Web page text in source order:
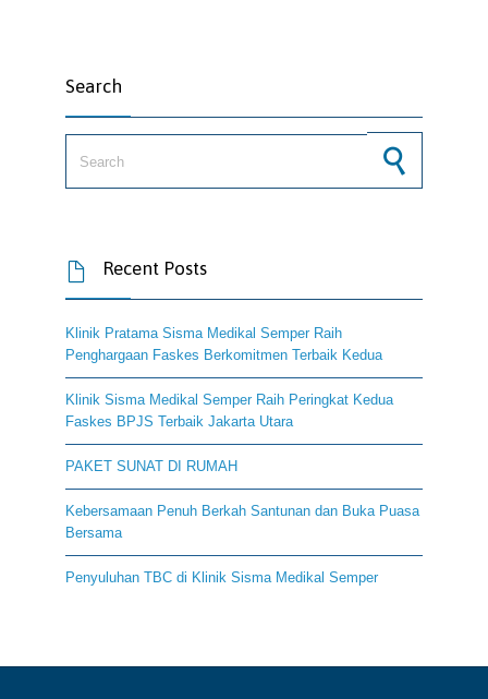
Search
 Recent Posts
Klinik Pratama Sisma Medikal Semper Raih
Penghargaan Faskes Berkomitmen Terbaik Kedua
Klinik Sisma Medikal Semper Raih Peringkat Kedua
Faskes BPJS Terbaik Jakarta Utara
PAKET SUNAT DI RUMAH
Kebersamaan Penuh Berkah Santunan dan Buka Puasa
Bersama
Penyuluhan TBC di Klinik Sisma Medikal Semper